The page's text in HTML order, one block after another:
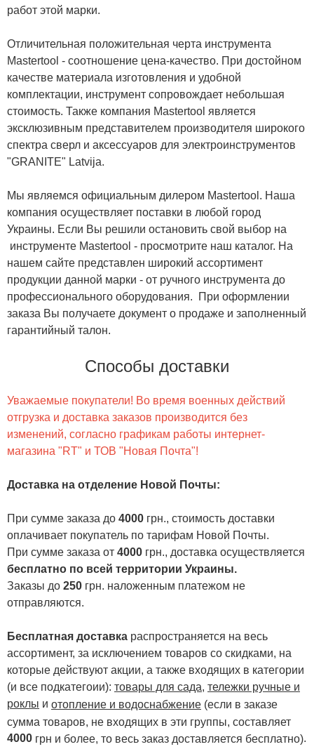
работ этой марки.
Отличительная положительная черта инструмента
Mastertool - соотношение цена-качество. При достойном
качестве материала изготовления и удобной
комплектации, инструмент сопровождает небольшая
стоимость. Также компания Mastertool является
эксклюзивным представителем производителя широкого
спектра сверл и аксессуаров для электроинструментов
"GRANITE" Latvija.
Мы являемся официальным дилером Mastertool. Наша
компания осуществляет поставки в любой город
Украины. Если Вы решили остановить свой выбор на
инструменте Mastertool - просмотрите наш каталог. На
нашем сайте представлен широкий ассортимент
продукции данной марки - от ручного инструмента до
профессионального оборудования. При оформлении
заказа Вы получаете документ о продаже и заполненный
гарантийный талон.
Способы доставки
Уважаемые покупатели! Во время военных действий
отгрузка и доставка заказов производится без
изменений, согласно графикам работы интернет-
магазина "RT" и ТОВ "Новая Почта"!
Доставка на отделение Новой Почты:
При сумме заказа до 4000 грн., стоимость доставки
оплачивает покупатель по тарифам Новой Почты.
При сумме заказа от 4000 грн., доставка осуществляется
бесплатно по всей территории Украины.
Заказы до 250 грн. наложенным платежом не
отправляются.
Бесплатная доставка распространяется на весь
ассортимент, за исключением товаров со скидками, на
которые действуют акции, а также входящих в категории
(и все подкатегоии): товары для сада, тележки ручные и
роклы и отопление и водоснабжение (если в заказе
сумма товаров, не входящих в эти группы, составляет
4000 грн и более, то весь заказ доставляется бесплатно).